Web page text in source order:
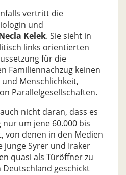
vertritt die
und
Kelek. Sie sieht in
links orientierten
für die
Familiennachzug keinen
Menschlichkeit,
Parallelgesellschaften.
nicht daran, dass es
um jene 60.000 bis
von denen in den Medien
junge Syrer und Iraker
quasi als Türöffner zu
geschickt